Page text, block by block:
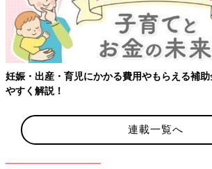
出典：Instagramアカウント「mii.a.y」
美香さんはニトリで水出し用のピッチャーを
よ。家族みんな一年中水出しのお茶を飲む
ースのピッチャーはとても重宝するみたい
を注げるから動作もスムーズな上、横置き
キッチン収納4選
家具からリネン、雑貨ま
をするニトリ。なかでも収
く、Instagramでも「#ニト
妊娠・出産・育児にかかる費用やもらえる補
やすく解説！
連載一覧へ